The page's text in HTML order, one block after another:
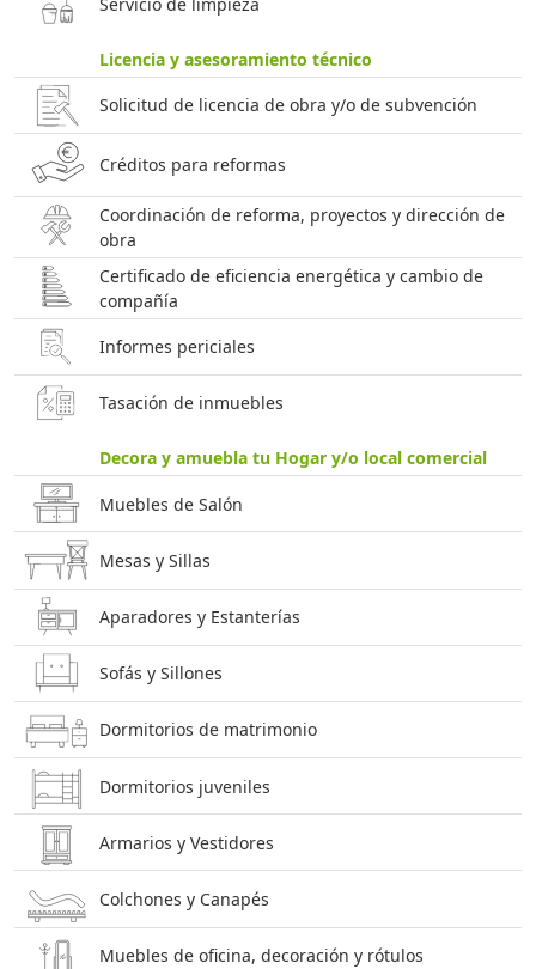
Licencia y asesoramiento técnico
Solicitud de licencia de obra y/o de subvención
Créditos para reformas
Coordinación de reforma, proyectos y dirección de
obra
Certificado de eficiencia energética y cambio de
compañía
Informes periciales
Tasación de inmuebles
Decora y amuebla tu Hogar y/o local comercial
Muebles de Salón
Mesas y Sillas
Aparadores y Estanterías
Sofás y Sillones
Dormitorios de matrimonio
Dormitorios juveniles
Armarios y Vestidores
Colchones y Canapés
Muebles de oficina, decoración y rótulos